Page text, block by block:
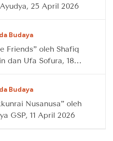
25 April 2026
Budaya
Friends” oleh Shafiq
dan Ufa Sofura, 18
Budaya
Nusanusa” oleh
GSP, 11 April 2026